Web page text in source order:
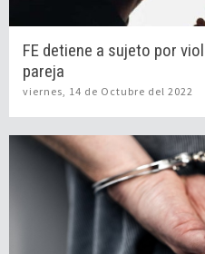
FE detiene a sujeto por
pareja
viernes, 14 de Octubre del 2022